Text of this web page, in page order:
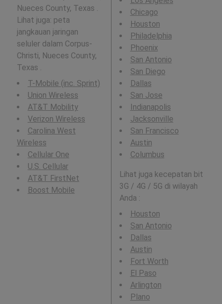
Nueces County, Texas .
Lihat juga: peta
jangkauan jaringan
seluler dalam Corpus-
Christi, Nueces County,
Texas .
T-Mobile (inc. Sprint)
Union Wireless
AT&T Mobility
Verizon Wireless
Carolina West
Wireless
Cellular One
U.S. Cellular
AT&T FirstNet
Boost Mobile
Chicago
Houston
Philadelphia
Phoenix
San Antonio
San Diego
Dallas
San Jose
Indianapolis
Jacksonville
San Francisco
Austin
Columbus
Lihat juga kecepatan bit
3G / 4G / 5G di wilayah
Anda :
Houston
San Antonio
Dallas
Austin
Fort Worth
El Paso
Arlington
Plano